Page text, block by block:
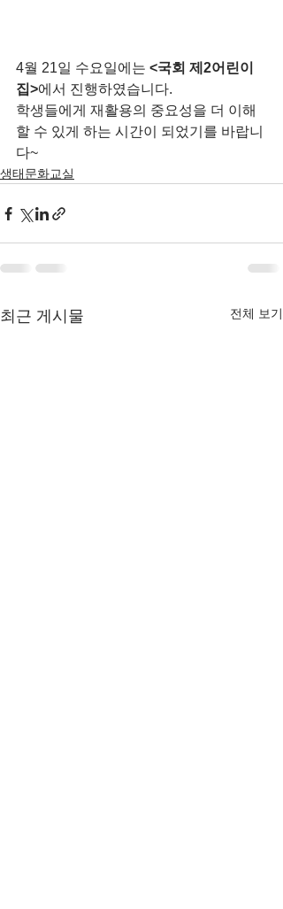
4월 21일 수요일에는 <국회 제2어린이
집>에서 진행하였습니다.
학생들에게 재활용의 중요성을 더 이해
할 수 있게 하는 시간이 되었기를 바랍니
다~
생태문화교실
최근 게시물 전체 보기